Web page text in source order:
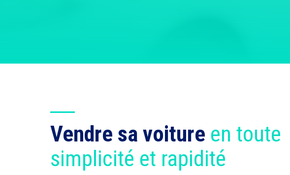
Vendre sa voiture en toute
simplicité et rapidité